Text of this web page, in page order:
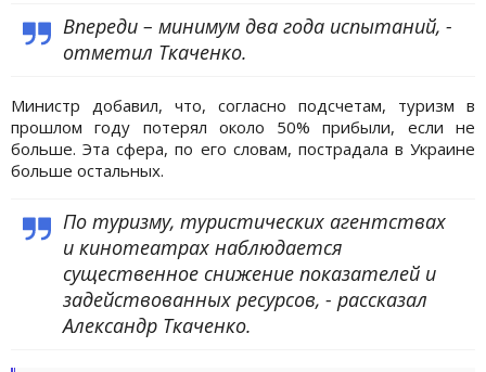
Впереди – минимум два года испытаний, -
отметил Ткаченко.
Министр добавил, что, согласно подсчетам, туризм в
прошлом году потерял около 50% прибыли, если не
больше. Эта сфера, по его словам, пострадала в Украине
больше остальных.
По туризму, туристических агентствах
и кинотеатрах наблюдается
существенное снижение показателей и
задействованных ресурсов, - рассказал
Александр Ткаченко.